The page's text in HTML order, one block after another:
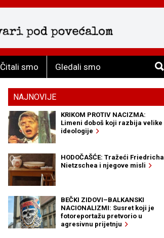
Čitali smo Gledali smo
NAJNOVIJE
KRIKOM PROTIV NACIZMA:
Limeni doboš koji razbija velike
ideologije
HODOČAŠĆE: Tražeći Friedricha
Nietzschea i njegove misli
BEČKI ZIDOVI–BALKANSKI
NACIONALIZMI: Susret koji je
fotoreportažu pretvorio u
agresivnu prijetnju